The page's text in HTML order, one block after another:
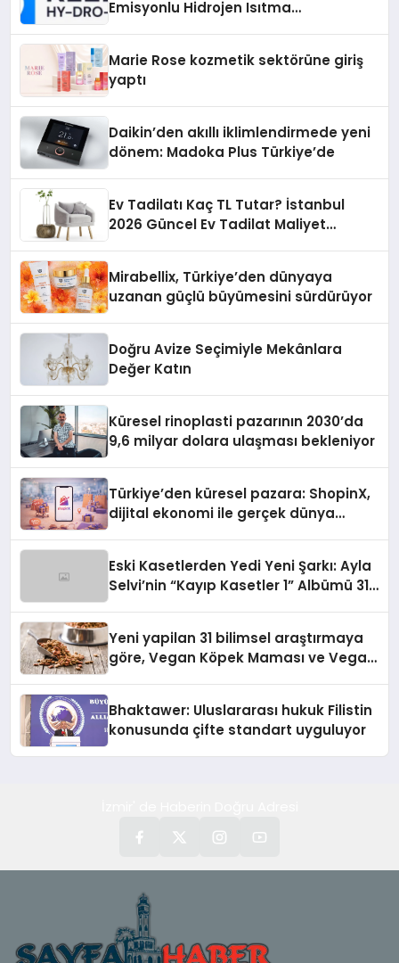
Emisyonlu Hidrojen Isıtma
Marie Rose kozmetik sektörüne giriş
yaptı
Daikin’den akıllı iklimlendirmede yeni
dönem: Madoka Plus Türkiye’de
Ev Tadilatı Kaç TL Tutar? İstanbul
2026 Güncel Ev Tadilat Maliyet
Mirabellix, Türkiye’den dünyaya
uzanan güçlü büyümesini sürdürüyor
Doğru Avize Seçimiyle Mekânlara
Değer Katın
Küresel rinoplasti pazarının 2030’da
9,6 milyar dolara ulaşması bekleniyor
Türkiye’den küresel pazara: ShopinX,
dijital ekonomi ile gerçek dünya
Eski Kasetlerden Yedi Yeni Şarkı: Ayla
Selvi’nin “Kayıp Kasetler 1” Albümü 31
Yeni yapilan 31 bilimsel araştırmaya
göre, Vegan Köpek Maması ve Vegan
Bhaktawer: Uluslararası hukuk Filistin
konusunda çifte standart uyguluyor